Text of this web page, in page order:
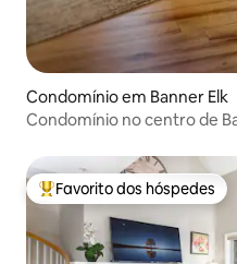
Condomínio em Banner Elk
Condomínio no centro de
Favoritos dos hóspedes
Favorito dos hóspedes